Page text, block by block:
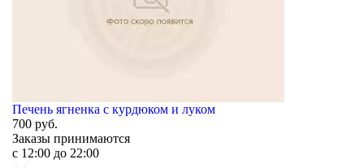
Печень ягненка с курдюком и луком
700 руб.
Заказы принимаются
c 12:00 до 22:00